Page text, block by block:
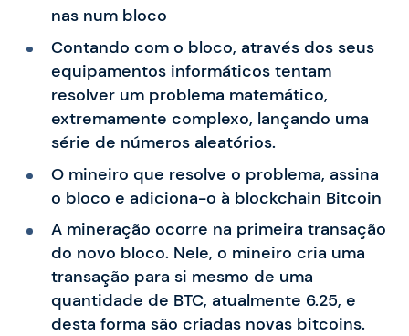
nas num bloco
Contando com o bloco, através dos seus
equipamentos informáticos tentam
resolver um problema matemático,
extremamente complexo, lançando uma
série de números aleatórios.
O mineiro que resolve o problema, assina
o bloco e adiciona-o à blockchain Bitcoin
A mineração ocorre na primeira transação
do novo bloco. Nele, o mineiro cria uma
transação para si mesmo de uma
quantidade de BTC, atualmente 6.25, e
desta forma são criadas novas bitcoins.